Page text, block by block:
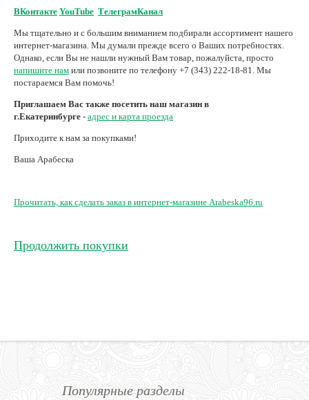
ВКонтакте YouTube ТелеграмКанал
Мы тщательно и с большим вниманием подбирали ассортимент нашего
интернет-магазина. Мы думали прежде всего о Ваших потребностях.
Однако, если Вы не нашли нужный Вам товар, пожалуйста, просто
напишите нам или позвоните по телефону +7 (343) 222-18-81. Мы
постараемся Вам помочь!
Приглашаем Вас также посетить наш магазин в
г.Екатеринбурге - адрес и карта проезда
Приходите к нам за покупками!
Ваша Арабеска
Прочитать, как сделать заказ в интернет-магазине Arabeska96.ru
Продолжить покупки
Популярные разделы